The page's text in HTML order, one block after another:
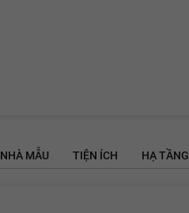
NHÀ MẪU TIỆN ÍCH HẠ TẦNG